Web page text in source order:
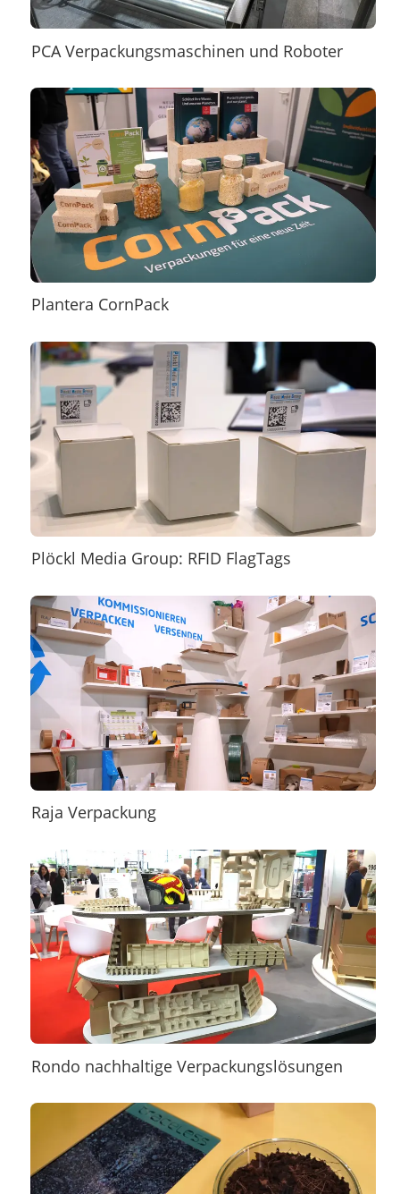
PCA Verpackungsmaschinen und Roboter
Plantera CornPack
Plöckl Media Group: RFID FlagTags
Raja Verpackung
Rondo nachhaltige Verpackungslösungen